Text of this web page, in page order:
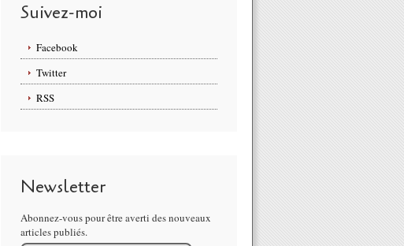
Suivez-moi
Facebook
Twitter
RSS
Newsletter
Abonnez-vous pour être averti des nouveaux
articles publiés.